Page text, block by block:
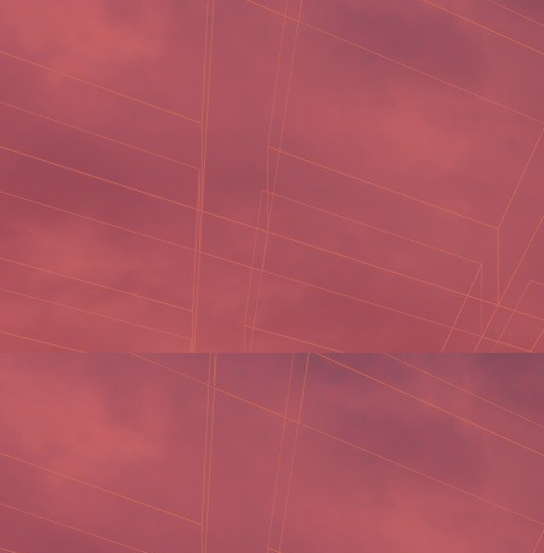
- Trực điện thoại khách hàng, báo giá, làm hợp đồng.
- Quản lý xuất – nhập hàng hóa.
- Theo dõi, quản lý và kiểm tra các khoản tạm ứng, thu chi,
doanh thu, doanh số, công nợ khách hàng.
- Thực hiện nghiệp vụ kế toán
- Lập báo cáo nội bộ định kỳ...
- Làm việc với có quan thuế, Bảo hiểm xã hội.
- Sẽ trao đổi thêm trong buổi phỏng vấn.
- Tốt nghiệp chuyên ngành Kế toán
- Biết nghiệp vụ kế toán.
- Sử dụng thành thạo Tin học văn phòng, Tiếng anh tốt là
- Kỹ năng giao tiếp tốt, sáng tạo trong giải quyết vấn đề
- Nhanh nhẹn, ham học hỏi, chịu áp lực công việc tốt
- Kinh nghiệm: 1 năm trong ngành kế toán